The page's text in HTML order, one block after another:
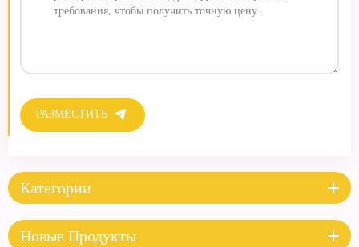
РАЗМЕСТИТЬ
Категории
Новые Продукты